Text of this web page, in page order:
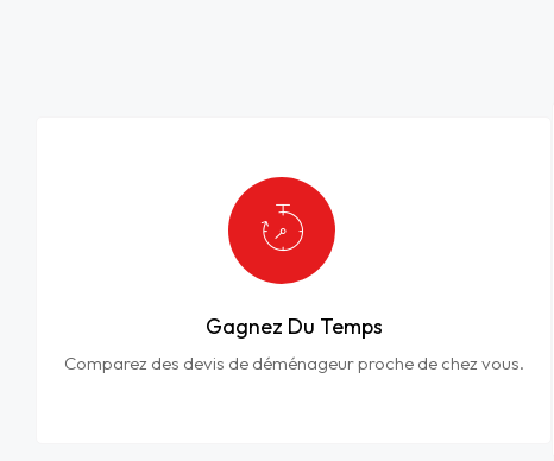
Gagnez Du Temps
Comparez des devis de déménageur proche de chez vous.